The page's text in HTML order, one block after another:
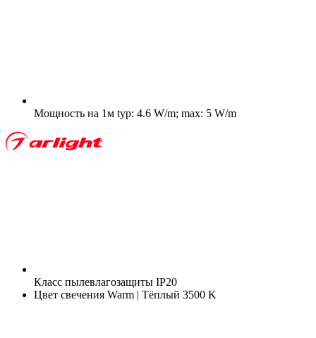
Мощность на 1м typ: 4.6 W/m; max: 5 W/m
Класс пылевлагозащиты IP20
Цвет свечения Warm | Тёплый 3500 K